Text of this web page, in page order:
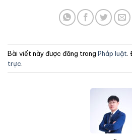
Bài viết này được đăng trong Pháp luật
trực